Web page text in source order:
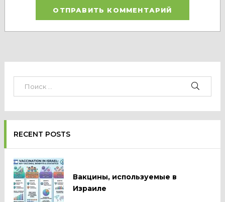
RECENT POSTS
Вакцины, используемые в
Израиле